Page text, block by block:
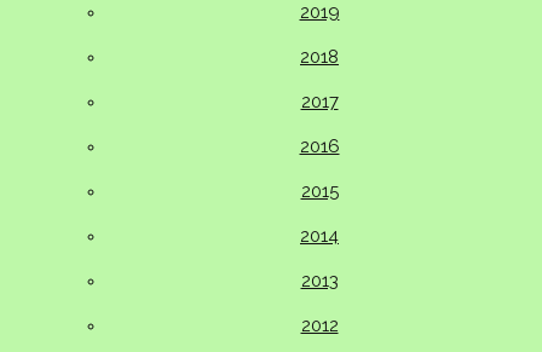
2019
2018
2017
2016
2015
2014
2013
2012